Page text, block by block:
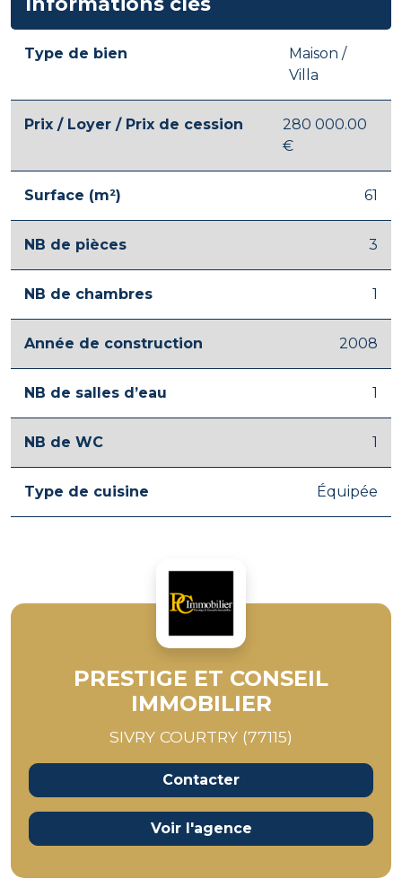
Type de bien
Maison /
Villa
Prix / Loyer / Prix de cession
280 000.00
€
Surface (m²) 61
NB de pièces 3
NB de chambres 1
Année de construction 2008
NB de salles d’eau 1
NB de WC 1
Type de cuisine Équipée
PRESTIGE ET CONSEIL
IMMOBILIER
SIVRY COURTRY (77115)
Contacter
Voir l'agence